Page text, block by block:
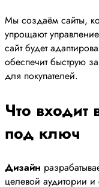
Мы создаём сайты,
упрощают
сайт будет
обеспечит быструю
для покупателей.
Что входит
под ключ
Дизайн
целевой аудитории